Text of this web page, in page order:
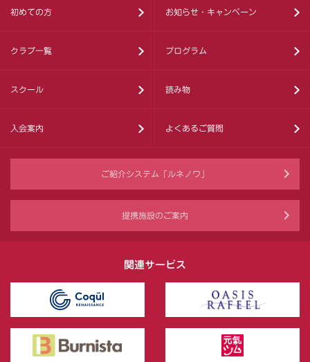
初めての方 お知らせ・キャンペーン
クラブ一覧 プログラム
スクール 読み物
入会案内 よくあるご質問
ご紹介システム「ルネノワ」
提携施設のご案内
関連サービス